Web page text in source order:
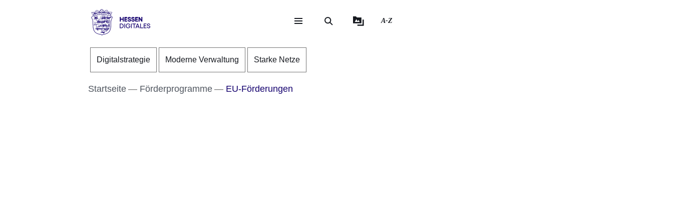
Direkt zum Kopf der Seite
Direkt zum Inhalt
Direkt zum Fuß der Seite
Digitales
A-Z
Digitalstrategie Moderne Verwaltung Starke Netze
Startseite Förderprogramme EU-Förderungen